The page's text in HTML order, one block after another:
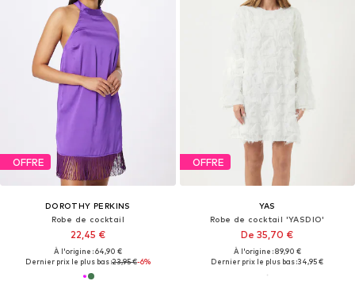
OFFRE
DOROTHY PERKINS
Robe de cocktail
22,45 €
À l'origine : 64,90 €
Dernier prix le plus bas :23,95 €-6%
OFFRE
YAS
Robe de cocktail 'YASDIO'
De 35,70 €
À l'origine : 89,90 €
Dernier prix le plus bas :34,95 €